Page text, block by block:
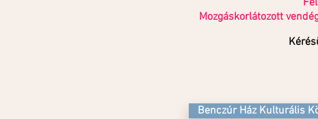
Mozgáskorlátozott
Benczúr Ház Kulturális